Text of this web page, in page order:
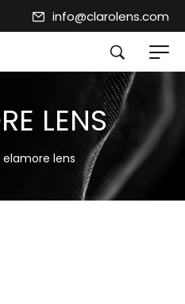
info@clarolens.com
LENS
elamore lens